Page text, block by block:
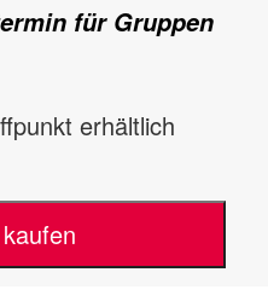
für Gruppen
erhältlich